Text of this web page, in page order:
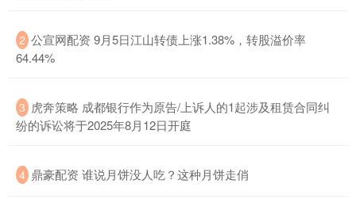
2 ​公宣网配资 9月5日江山转债上涨1.38%，转股溢价率
64.44%
3 ​虎奔策略 成都银行作为原告/上诉人的1起涉及租赁合同纠
纷的诉讼将于2025年8月12日开庭
4 ​鼎豪配资 谁说月饼没人吃？这种月饼走俏